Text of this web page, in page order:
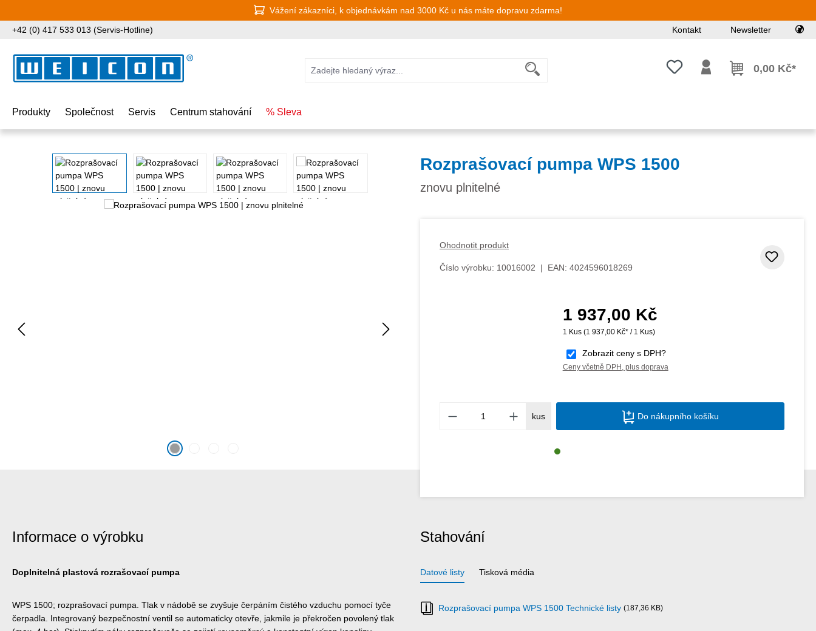
Vážení zákazníci, k objednávkám nad 3000 Kč u nás máte dopravu zdarma!
+42 (0) 417 533 013 (Servis-Hotline) Kontakt Newsletter
Máte 0 položky v seznamu přání
0,00 Kč*
Produkty Společnost Servis Centrum stahování % Sleva
Přeskočit galerii obrázků Rozprašovací pumpa WPS 1500
znovu plnitelné
Ohodnotit produkt
Číslo výrobku: 10016002 | EAN: 4024596018269
Běžná cena:
1 937,00 Kč
1 Kus (1 937,00 Kč* / 1 Kus)
Zobrazit ceny s DPH?
Ceny včetně DPH, plus doprava
Množství produktu: Zadejte
kus Do nákupního košíku
Informace o výrobku
Doplnitelná plastová rozrašovací pumpa
WPS 1500; rozprašovací pumpa. Tlak v nádobě se zvyšuje čerpáním čistého vzduchu pomocí tyče
čerpadla. Integrovaný bezpečnostní ventil se automaticky otevře, jakmile je překročen povolený tlak
Stahování
Datové listy Tisková média
Rozprašovací pumpa WPS 1500 Technické listy (187,36 KB)